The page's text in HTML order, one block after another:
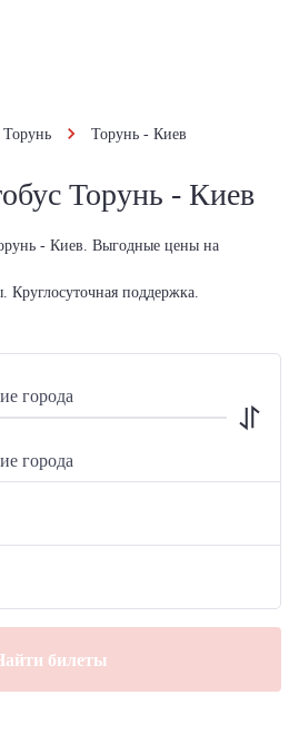
Торунь Торунь - Киев
Торунь - Киев
- Киев. Выгодные цены на
Круглосуточная поддержка.
билеты